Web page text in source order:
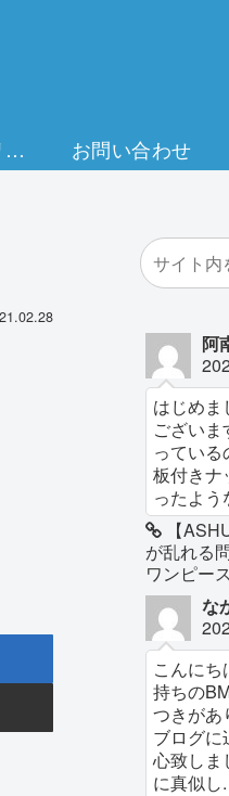
プライバシーポリシー お問い合わせ
阿
はじめま
ござい
ってい
板付きナ
ったよう
【
が乱れる
ワンピー
な
こんに
持ちの
つきがあ
ブログ
心致しま
に真似し